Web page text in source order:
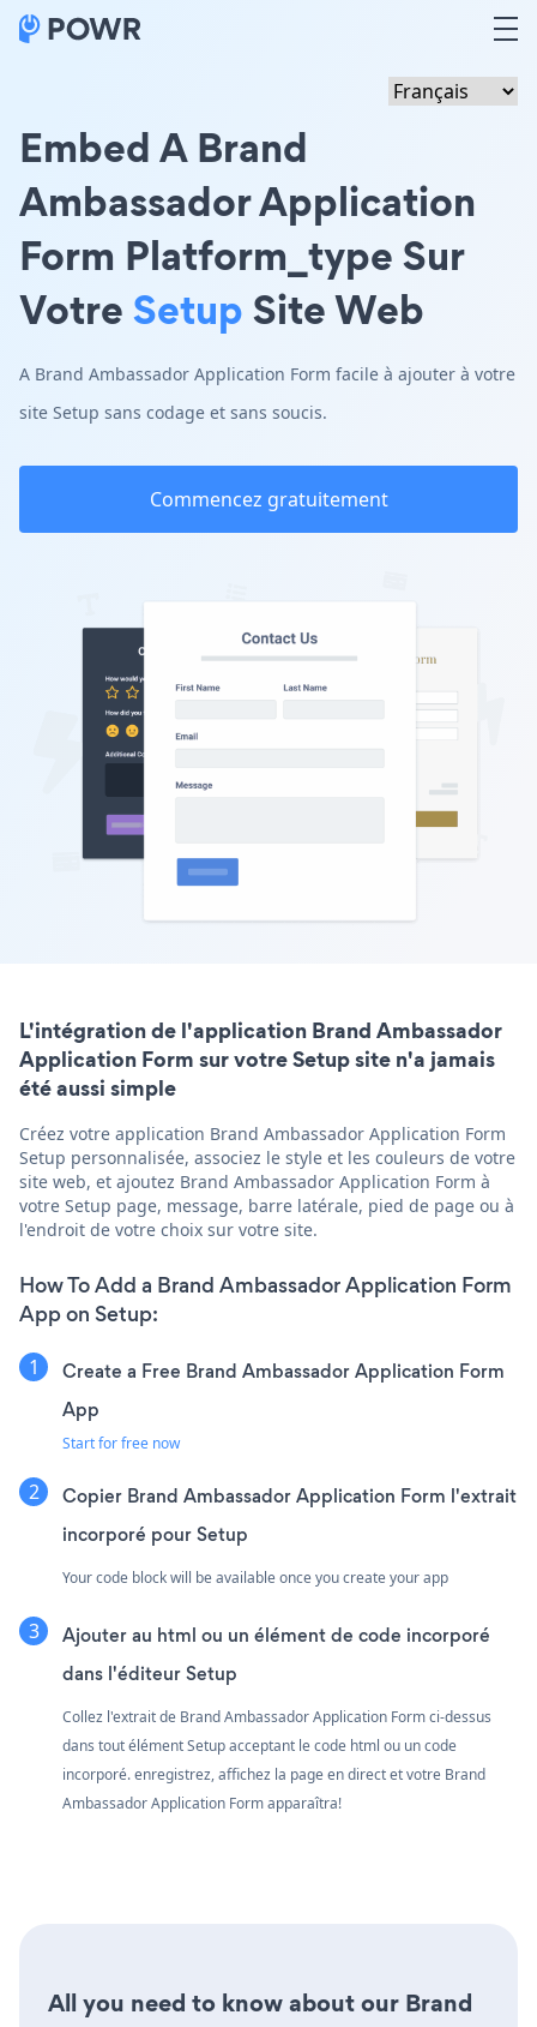
Embed A Brand
Ambassador Application
Form Platform_type Sur
VotreSetupSite Web
A Brand Ambassador Application Form facile à ajouter à votre
site Setup sans codage et sans soucis.
Commencez gratuitement
L'intégration de l'application Brand Ambassador
Application Form sur votre Setup site n'a jamais
été aussi simple
Créez votre application Brand Ambassador Application Form
Setup personnalisée, associez le style et les couleurs de votre
site web, et ajoutez Brand Ambassador Application Form à
votre Setup page, message, barre latérale, pied de page ou à
l'endroit de votre choix sur votre site.
How To Add a Brand Ambassador Application Form
App on Setup:
Create a Free Brand Ambassador Application Form
App
Start for free now
Copier Brand Ambassador Application Form l'extrait
incorporé pour Setup
Your code block will be available once you create your app
Ajouter au html ou un élément de code incorporé
dans l'éditeur Setup
Collez l'extrait de Brand Ambassador Application Form ci-dessus
dans tout élément Setup acceptant le code html ou un code
incorporé. enregistrez, affichez la page en direct et votre Brand
Ambassador Application Form apparaîtra!
All you need to know about our Brand